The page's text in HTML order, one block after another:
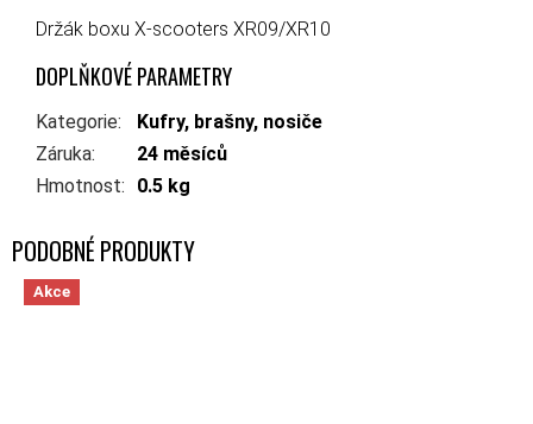
Držák boxu X-scooters XR09/XR10
DOPLŇKOVÉ PARAMETRY
Kategorie:
Kufry, brašny, nosiče
Záruka:
24 měsíců
Hmotnost: 0.5 kg
Akce